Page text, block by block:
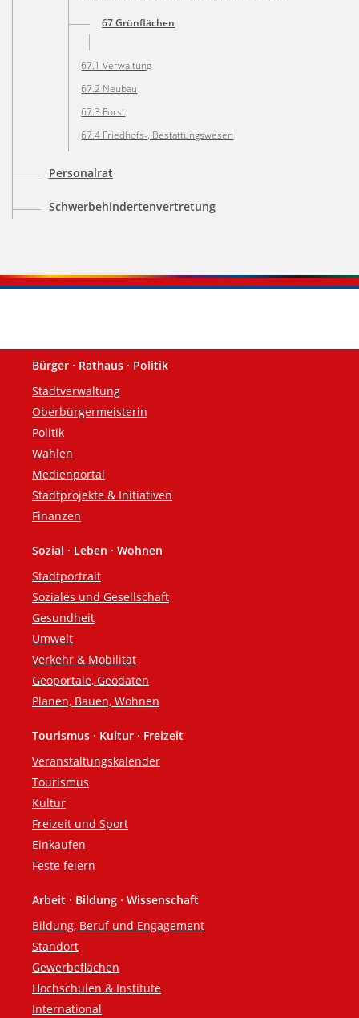
67 Grünflächen
67.1 Verwaltung
67.2 Neubau
67.3 Forst
67.4 Friedhofs-, Bestattungswesen
Personalrat
Schwerbehindertenvertretung
Fußzeile
Bürger · Rathaus · Politik
Stadtverwaltung
Oberbürgermeisterin
Politik
Wahlen
Medienportal
Stadtprojekte & Initiativen
Finanzen
Sozial · Leben · Wohnen
Stadtportrait
Soziales und Gesellschaft
Gesundheit
Umwelt
Verkehr & Mobilität
Geoportale, Geodaten
Planen, Bauen, Wohnen
Tourismus · Kultur · Freizeit
Veranstaltungskalender
Tourismus
Kultur
Freizeit und Sport
Einkaufen
Feste feiern
Arbeit · Bildung · Wissenschaft
Bildung, Beruf und Engagement
Standort
Gewerbeflächen
Hochschulen & Institute
International